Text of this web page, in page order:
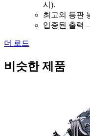
시).
최고의 등판
입증된 출력
더 로드
비슷한 제품